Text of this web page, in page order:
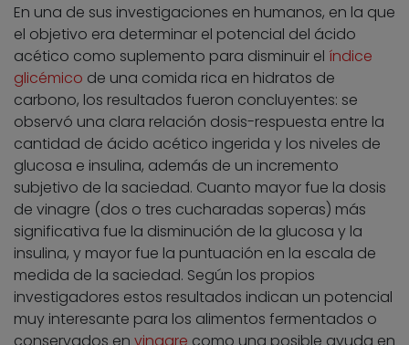
En una de sus investigaciones en humanos, en la que
el objetivo era determinar el potencial del ácido
acético como suplemento para disminuir el índice
glicémico de una comida rica en hidratos de
carbono, los resultados fueron concluyentes: se
observó una clara relación dosis-respuesta entre la
cantidad de ácido acético ingerida y los niveles de
glucosa e insulina, además de un incremento
subjetivo de la saciedad. Cuanto mayor fue la dosis
de vinagre (dos o tres cucharadas soperas) más
significativa fue la disminución de la glucosa y la
insulina, y mayor fue la puntuación en la escala de
medida de la saciedad. Según los propios
investigadores estos resultados indican un potencial
muy interesante para los alimentos fermentados o